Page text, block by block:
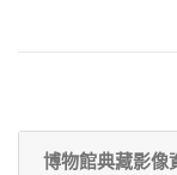
博物館典藏影像